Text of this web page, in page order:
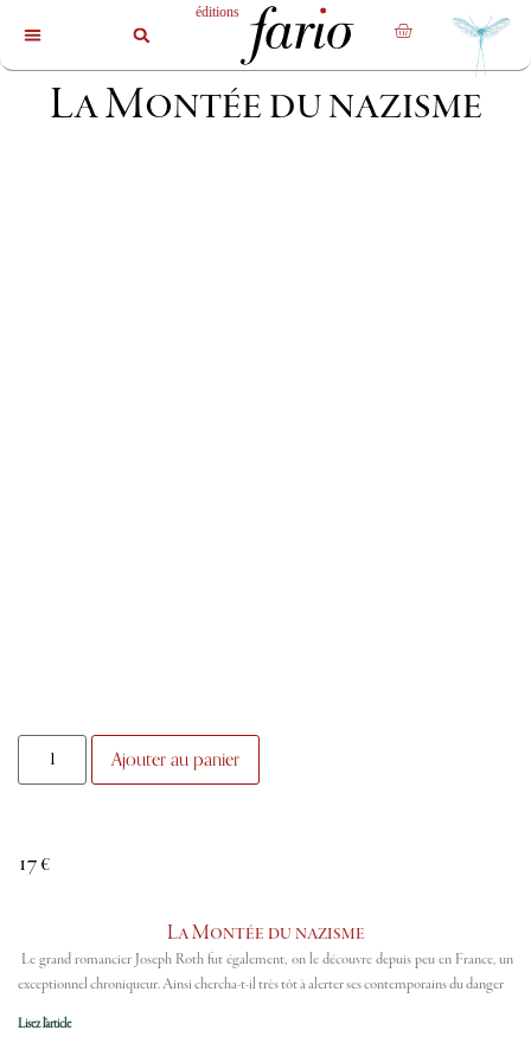
La Montée du nazisme
Ajouter au panier
17€
La Montée du nazisme
Le grand romancier Joseph Roth fut également, on le découvre depuis peu en France, un
exceptionnel chroniqueur. Ainsi chercha-t-il très tôt à alerter ses contemporains du danger
Lisez l'article